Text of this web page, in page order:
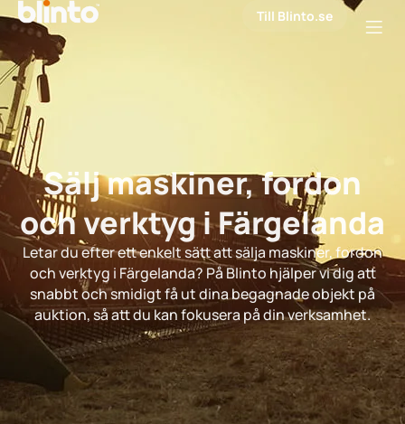
Till Blinto.se
Sälj maskiner, fordon
och verktyg i Färgelanda
Letar du efter ett enkelt sätt att sälja maskiner, fordon
och verktyg i Färgelanda? På Blinto hjälper vi dig att
snabbt och smidigt få ut dina begagnade objekt på
auktion, så att du kan fokusera på din verksamhet.